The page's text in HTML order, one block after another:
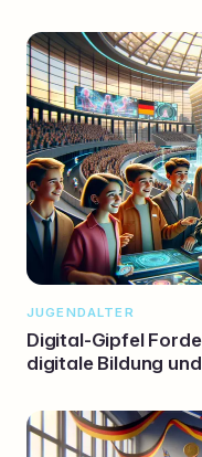
JUGENDALTER
Digital-Gipfel
digitale Bildung